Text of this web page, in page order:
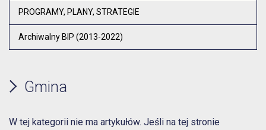
PROGRAMY, PLANY, STRATEGIE
Archiwalny BIP (2013-2022)
Gmina
W tej kategorii nie ma artykułów. Jeśli na tej stronie